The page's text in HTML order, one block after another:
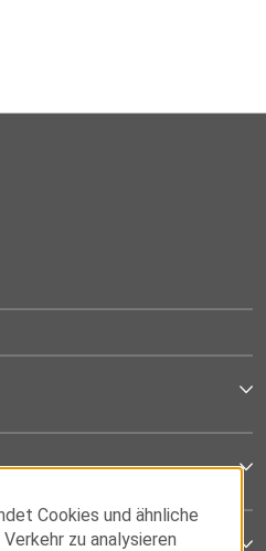
Cookies und ähnliche
zu analysieren